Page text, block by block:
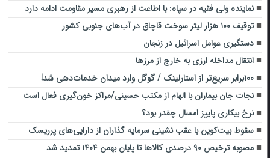
نماینده ولی فقیه در سپاه: با اطاعت از رهبری مسیر مقاومت ادامه دارد
توقیف ۱۰۰ هزار لیتر سوخت قاچاق در آب‌های جنوبی کشور
دستگیری عوامل اسرائیل در زنجان
انتقال مداخله ارزی به خارج از مرزها
۱۰۰برابر سریع‌تر از استارلینک / گوگل وارد میدان خدمات‌دهی شد!
نجات جان بیماران با الهام از مکتب حسینی/مراکز خون‌گیری فعال است
نرخ بیکاری پاییز امسال چقدر بود؟
سقوط بیت‌کوین با عقب نشینی سرمایه گذاران از دارایی‌های پرریسک
مصوبه ترخیص ۹۰ درصدی کالاها تا پایان بهمن ۱۴۰۴ تمدید شد